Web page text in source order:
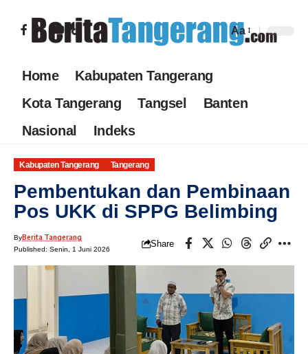
Aa
Home
Kabupaten Tangerang
Kota Tangerang
Tangsel
Banten
Nasional
Indeks
Kabupaten Tangerang Tangerang
Pembentukan dan Pembinaan
Pos UKK di SPPG Belimbing
ByBerita Tangerang
Published: Senin, 1 Juni 2026
Share